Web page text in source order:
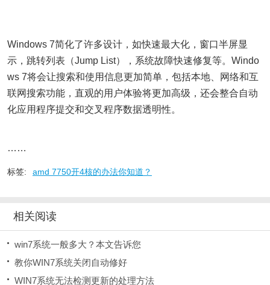
Windows 7简化了许多设计，如快速最大化，窗口半屏显
示，跳转列表（Jump List），系统故障快速修复等。Windo
ws 7将会让搜索和使用信息更加简单，包括本地、网络和互
联网搜索功能，直观的用户体验将更加高级，还会整合自动
化应用程序提交和交叉程序数据透明性。
……
标签: amd 7750开4核的办法你知道？
相关阅读
win7系统一般多大？本文告诉您
教你WIN7系统关闭自动修好
WIN7系统无法检测更新的处理方法